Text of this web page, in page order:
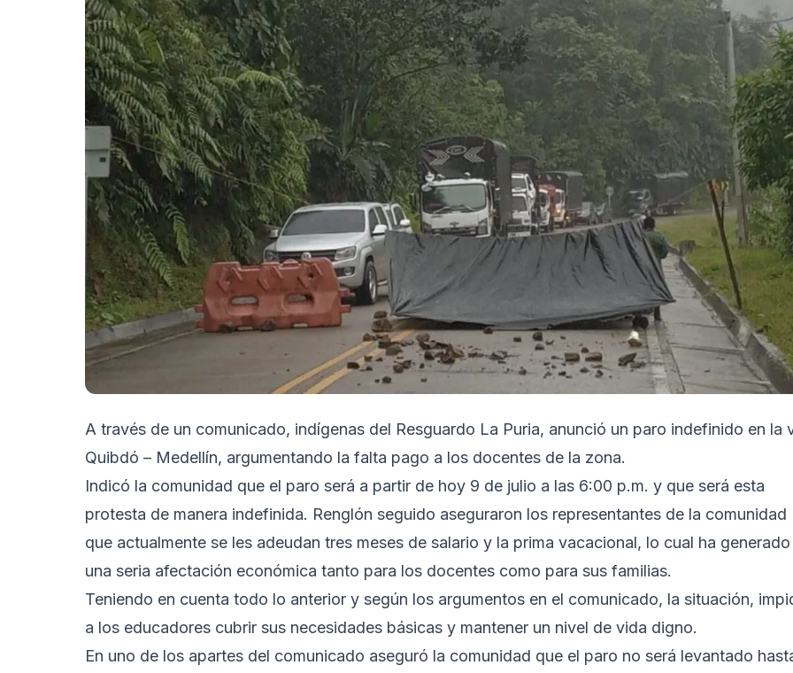
A través de un comunicado, indígenas del Resguardo La Puria, anunció un paro indefinido en la
Quibdó – Medellín, argumentando la falta pago a los docentes de la zona.
Indicó la comunidad que el paro será a partir de hoy 9 de julio a las 6:00 p.m. y que será esta
protesta de manera indefinida. Renglón seguido aseguraron los representantes de la comunidad
que actualmente se les adeudan tres meses de salario y la prima vacacional, lo cual ha generado
una seria afectación económica tanto para los docentes como para sus familias.
Teniendo en cuenta todo lo anterior y según los argumentos en el comunicado, la situación,
a los educadores cubrir sus necesidades básicas y mantener un nivel de vida digno.
En uno de los apartes del comunicado aseguró la comunidad que el paro no será levantado